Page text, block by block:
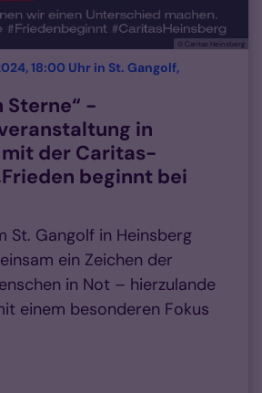
© Caritas Heinsberg
18:00 Uhr in St. Gangolf,
Sterne“ -
in
der Caritas-
beginnt bei
St. Gangolf in Heinsberg
ein Zeichen der
in Not – hierzulande
einem besonderen Fokus